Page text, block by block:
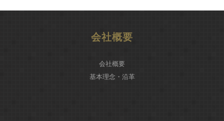
会社概要
会社概要
基本理念・沿革